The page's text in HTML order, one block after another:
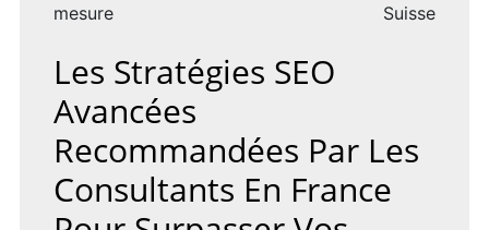
VOTRE
ENTREPRISE
mesure
Suisse
Les Stratégies SEO
Avancées
Recommandées Par Les
Consultants En France